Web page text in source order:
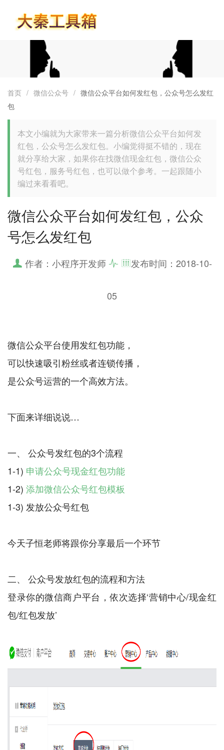
首页 / 微信公众号 / 微信公众平台如何发红包，公众号怎么发红
包
本文小编就为大家带来一篇分析微信公众平台如何发
红包，公众号怎么发红包。小编觉得挺不错的，现在
就分享给大家，如果你在找微信现金红包，微信公众
号红包，服务号红包，也可以做个参考。一起跟随小
编过来看看吧。
微信公众平台如何发红包，公众
号怎么发红包
作者：小程序开发师 发布时间： 2018-10-
05
微信公众平台使用发红包功能，
可以快速吸引粉丝或者连锁传播，
是公众号运营的一个高效方法。
下面来详细说说…
一、 公众号发红包的3个流程
1-1) 申请公众号现金红包功能
1-2) 添加微信公众号红包模板
1-3) 发放公众号红包
今天子恒老师将跟你分享最后一个环节
二、 公众号发放红包的流程和方法
登录你的微信商户平台，依次选择‘营销中心/现金红
包/红包发放’